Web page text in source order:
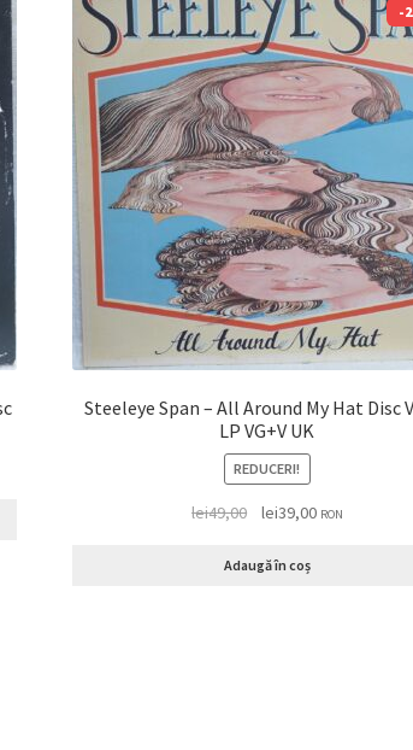
-
Steeleye Span ‎– All Around My Hat Disc VINIL
LP VG+V UK
REDUCERI!
lei49,00 lei39,00 RON
Adaugă în coș